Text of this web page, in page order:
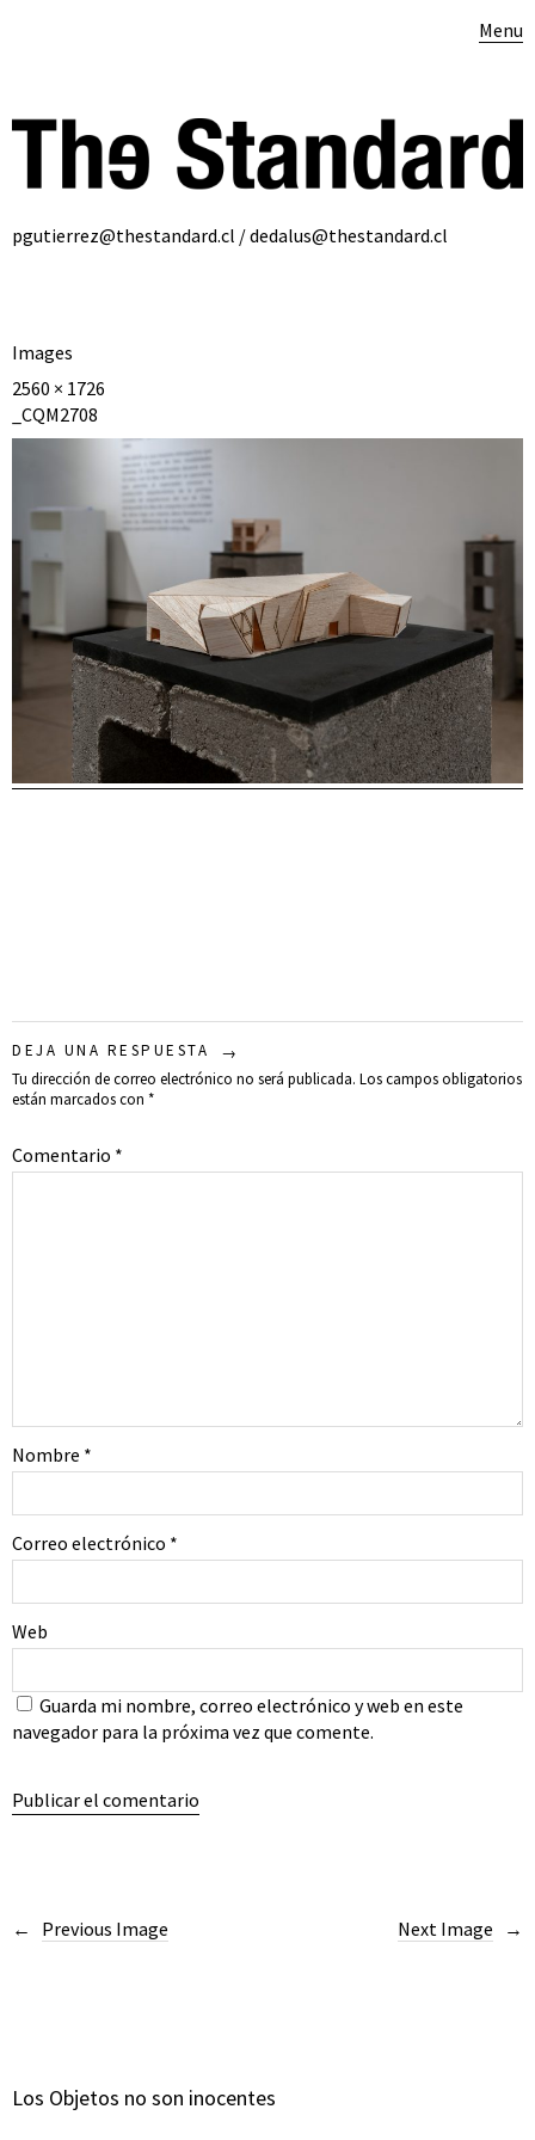
Menu
pgutierrez@thestandard.cl / dedalus@thestandard.cl
Images
2560 × 1726
_CQM2708
DEJA UNA RESPUESTA
Tu dirección de correo electrónico no será publicada. Los campos obligatorios
están marcados con *
Comentario *
Nombre *
Correo electrónico *
Web
Guarda mi nombre, correo electrónico y web en este
navegador para la próxima vez que comente.
Next Image
Previous Image
Los Objetos no son inocentes